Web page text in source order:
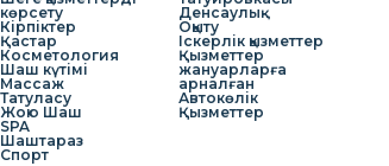
көрсету
Кірпіктер
Қастар
Косметология
Шаш күтімі
Массаж
Татуласу
Жою Шаш
SPA
Шаштараз
Спорт
Денсаулық
Оқыту
Іскерлік қызметтер
Қызметтер
жануарларға
арналған
Автокөлік
Қызметтер